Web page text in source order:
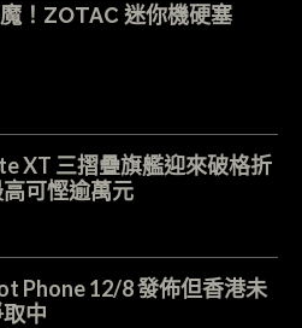
！ZOTAC 迷你機硬塞
XT 三摺疊旗艦迎來破格折
可慳逾萬元
Phone 12/8 發佈但香港未
中